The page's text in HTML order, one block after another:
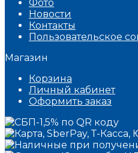
Фото
Новости
Контакты
Пользовательское
Магазин
Корзина
Личный кабинет
Оформить заказ